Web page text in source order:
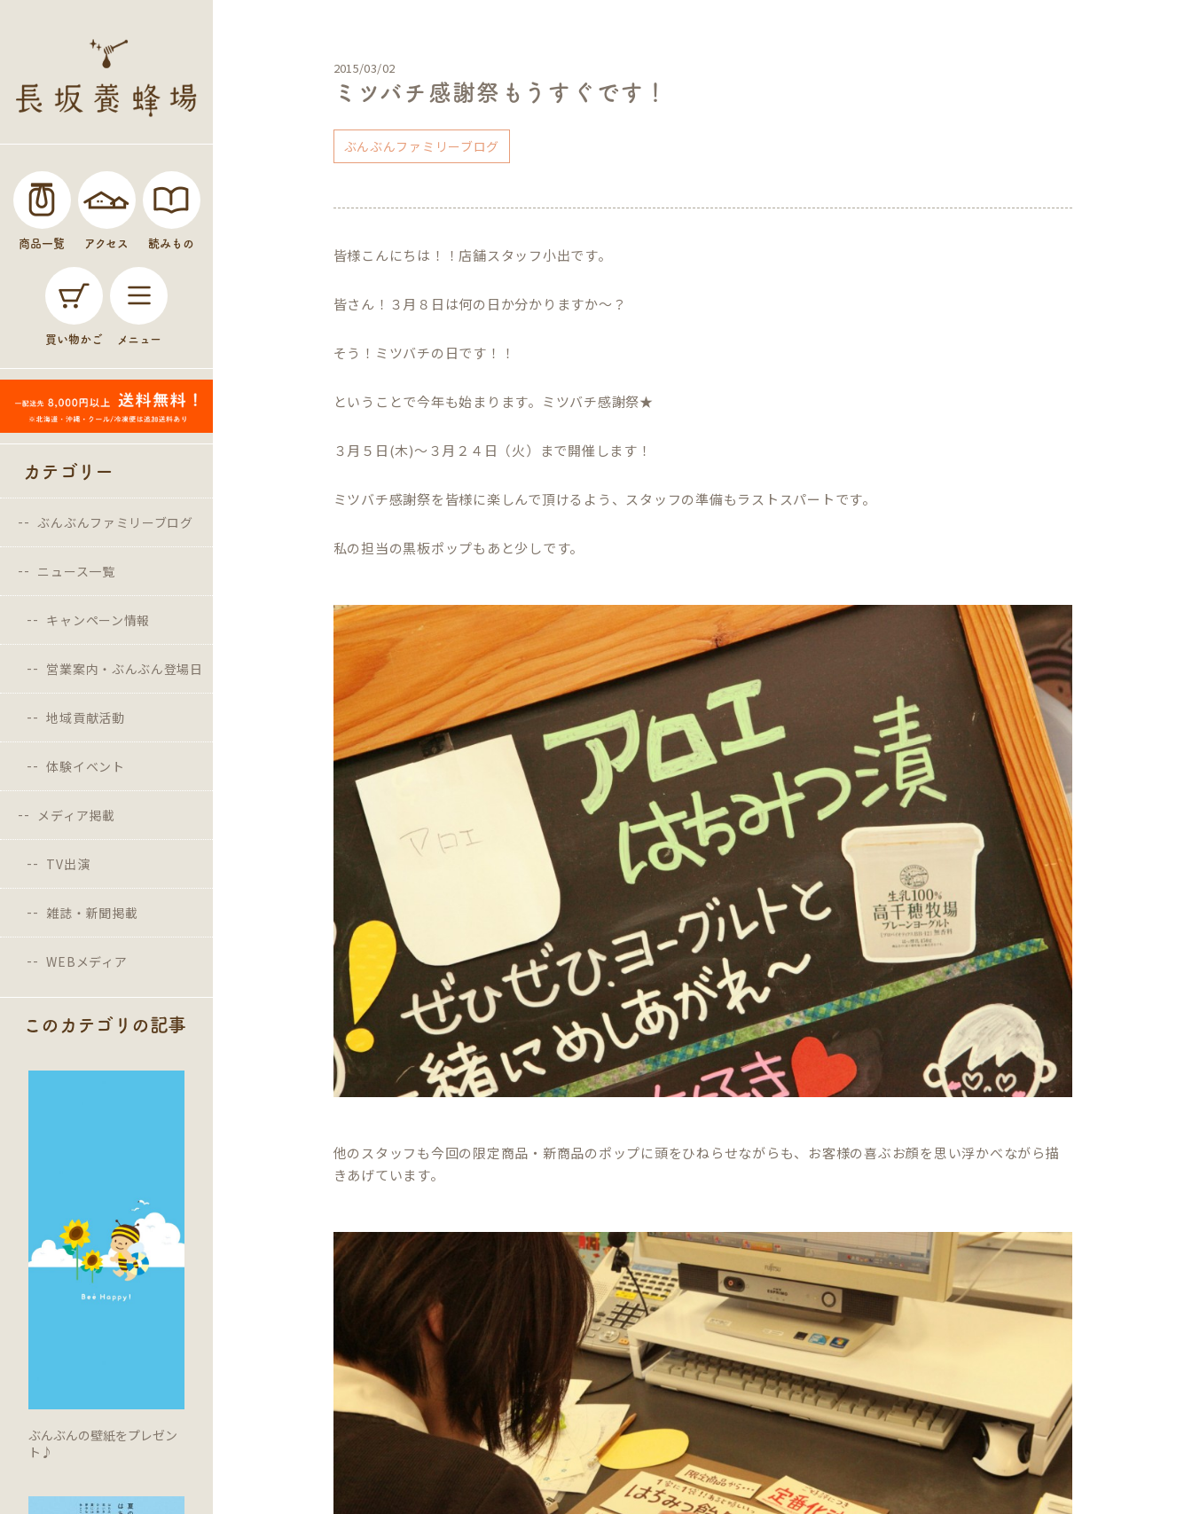
商品一覧 アクセス 読みもの
買い物かご メニュー
カテゴリー
ぶんぶんファミリーブログ
ニュース一覧
キャンペーン情報
営業案内・ぶんぶん登場日
地域貢献活動
体験イベント
メディア掲載
TV出演
雑誌・新聞掲載
WEBメディア
このカテゴリの記事
ぶんぶんの壁紙をプレゼン
ト♪
2015/03/02
ミツバチ感謝祭もうすぐです！
ぶんぶんファミリーブログ
皆様こんにちは！！店舗スタッフ小出です。
皆さん！３月８日は何の日か分かりますか～？
そう！ミツバチの日です！！
ということで今年も始まります。ミツバチ感謝祭★
３月５日(木)～３月２４日（火）まで開催します！
ミツバチ感謝祭を皆様に楽しんで頂けるよう、スタッフの準備もラストスパートです。
私の担当の黒板ポップもあと少しです。
他のスタッフも今回の限定商品・新商品のポップに頭をひねらせながらも、お客様の喜ぶお顔を思い浮かべながら描
きあげています。